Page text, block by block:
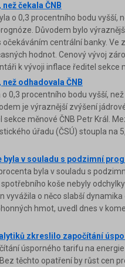
čekala ČNB
o 0,3 procentního bodu vyšší,
Důvodem bylo
centrální banky. Ve
hodnot. Cenový vývoj
k vývoji inflace ředitel sekce
odhadovala ČNB
0,3 procentního bodu vyšší,
je výraznější zvýšení
měnové ČNB Petr Král.
úřadu (ČSÚ) stoupla na
v souladu s podzimní
byla v souladu s
koše nebyly
vyvážila o něco slabší
hmot, uvedl dnes v
zkreslilo započítání
úsporného tarifu na
těchto opatření by růst cen